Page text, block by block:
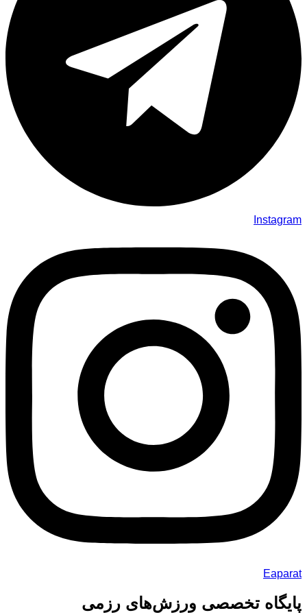
Instagram
Eaparat
پایگاه تخصصی ورزش‌های رزمی